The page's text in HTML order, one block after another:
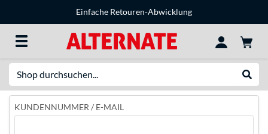
Einfache Retouren-Abwicklung
KUNDENNUMMER / E-MAIL